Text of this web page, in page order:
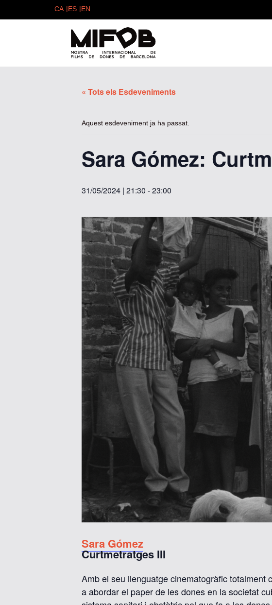
« Tots els Esdeveniments
Aquest esdeveniment ja ha passat.
Sara Gómez:
31/05/2024 | 21:30 -23:00
Sara Gómez
Curtmetratges III
Amb el seu llenguatge cinematogràfic
a abordar el paper de les dones en la societat